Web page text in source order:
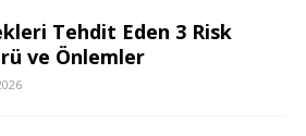
Tehdit Eden 3 Risk
ve Önlemler